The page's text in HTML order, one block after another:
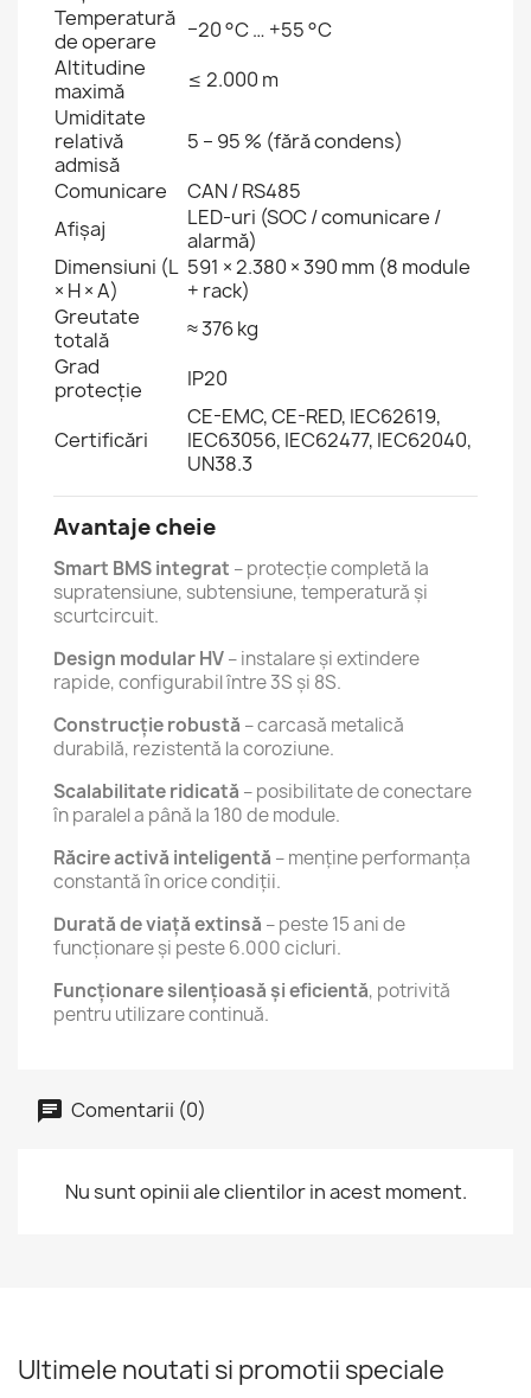
Temperatură
de operare
−20 °C … +55 °C
Altitudine
maximă
≤ 2.000 m
Umiditate
relativă
admisă
5 – 95 % (fără condens)
Comunicare
CAN / RS485
Afișaj
LED-uri (SOC / comunicare /
alarmă)
Dimensiuni (L
× H × A)
591 × 2.380 × 390 mm (8 module
+ rack)
Greutate
totală
≈ 376 kg
Grad
protecție
IP20
Certificări
CE-EMC, CE-RED, IEC62619,
IEC63056, IEC62477, IEC62040,
UN38.3
Avantaje cheie
Smart BMS integrat – protecție completă la
supratensiune, subtensiune, temperatură și
scurtcircuit.
Design modular HV– instalare și extindere
rapide, configurabil între 3S și 8S.
Construcție robustă – carcasă metalică
durabilă, rezistentă la coroziune.
Scalabilitate ridicată – posibilitate de conectare
în paralel a până la 180 de module.
Răcire activă inteligentă – menține performanța
constantă în orice condiții.
Durată de viață extinsă – peste 15 ani de
funcționare și peste 6.000 cicluri.
Funcționare silențioasă și eficientă, potrivită
pentru utilizare continuă.
Comentarii (0)
Nu sunt opinii ale clientilor in acest moment.
Ultimele noutati si promotii speciale